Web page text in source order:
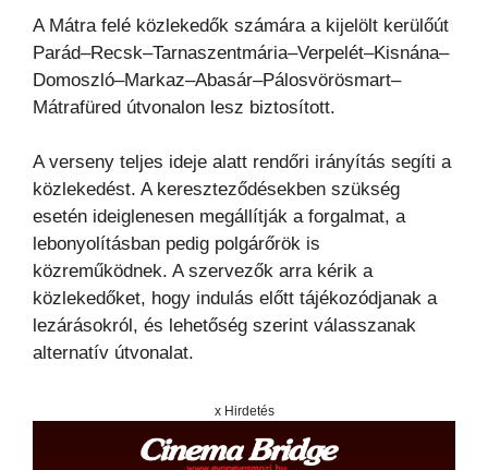
A Mátra felé közlekedők számára a kijelölt kerülőút
Parád–Recsk–Tarnaszentmária–Verpelét–Kisnána–
Domoszló–Markaz–Abasár–Pálosvörösmart–
Mátrafüred útvonalon lesz biztosított.
A verseny teljes ideje alatt rendőri irányítás segíti a
közlekedést. A kereszteződésekben szükség
esetén ideiglenesen megállítják a forgalmat, a
lebonyolításban pedig polgárőrök is
közreműködnek. A szervezők arra kérik a
közlekedőket, hogy indulás előtt tájékozódjanak a
lezárásokról, és lehetőség szerint válasszanak
alternatív útvonalat.
x Hirdetés